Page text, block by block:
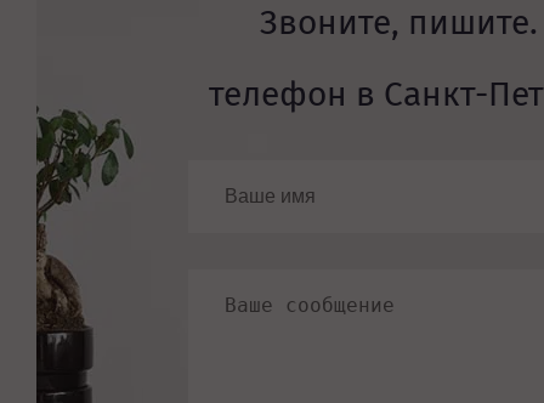
Звоните,
телефон в Санкт-